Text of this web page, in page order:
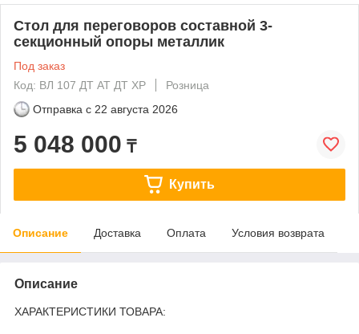
Стол для переговоров составной 3-
секционный опоры металлик
Под заказ
Код: ВЛ 107 ДТ АТ ДТ ХР
Розница
Отправка с 22 августа 2026
5 048 000 ₸
Купить
Описание Доставка Оплата Условия возврата
Описание
ХАРАКТЕРИСТИКИ ТОВАРА: